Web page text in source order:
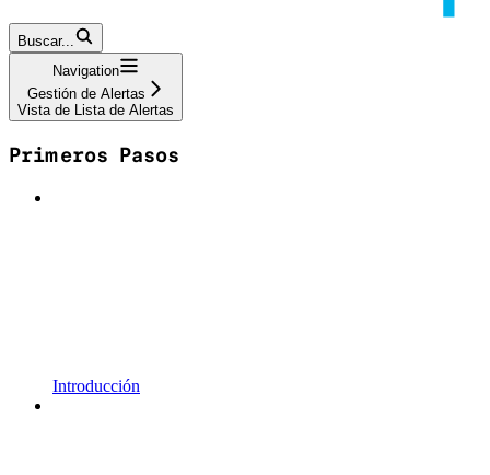
Buscar...
Navigation
Gestión de Alertas
Vista de Lista de Alertas
Primeros Pasos
Introducción